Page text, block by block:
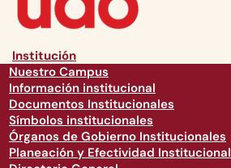
Institución
Nuestro Campus
Información institucional
Documentos Institucionales
Símbolos institucionales
Órganos de Gobierno Institucionales
Planeación y Efectividad Institucional